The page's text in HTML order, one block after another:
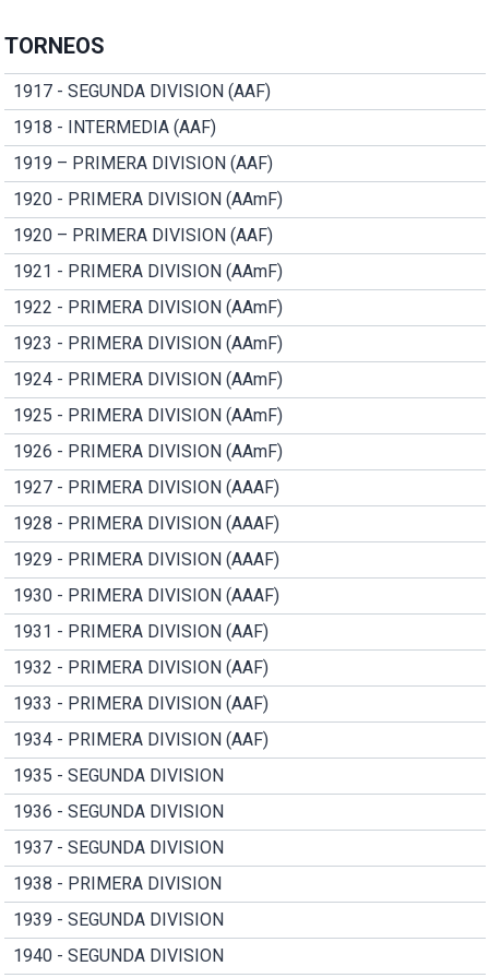
TORNEOS
1917 - SEGUNDA DIVISION (AAF)
1918 - INTERMEDIA (AAF)
1919 – PRIMERA DIVISION (AAF)
1920 - PRIMERA DIVISION (AAmF)
1920 – PRIMERA DIVISION (AAF)
1921 - PRIMERA DIVISION (AAmF)
1922 - PRIMERA DIVISION (AAmF)
1923 - PRIMERA DIVISION (AAmF)
1924 - PRIMERA DIVISION (AAmF)
1925 - PRIMERA DIVISION (AAmF)
1926 - PRIMERA DIVISION (AAmF)
1927 - PRIMERA DIVISION (AAAF)
1928 - PRIMERA DIVISION (AAAF)
1929 - PRIMERA DIVISION (AAAF)
1930 - PRIMERA DIVISION (AAAF)
1931 - PRIMERA DIVISION (AAF)
1932 - PRIMERA DIVISION (AAF)
1933 - PRIMERA DIVISION (AAF)
1934 - PRIMERA DIVISION (AAF)
1935 - SEGUNDA DIVISION
1936 - SEGUNDA DIVISION
1937 - SEGUNDA DIVISION
1938 - PRIMERA DIVISION
1939 - SEGUNDA DIVISION
1940 - SEGUNDA DIVISION